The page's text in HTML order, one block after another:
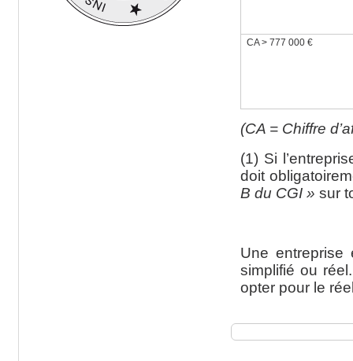
CA > 777 000 €
(CA = Chiffre
(1) Si
doit
B du CGI » sur
Une
simplifié ou
opter pour le